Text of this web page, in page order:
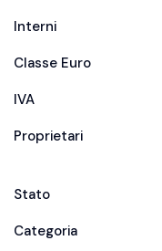
Interni
Classe Euro
IVA
Proprietari
Stato
Categoria